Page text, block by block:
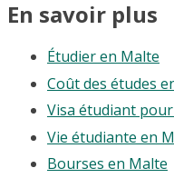
En savoir plus
Étudier en Malte
Coût des études
Visa étudiant
Vie étudiante en
Bourses en Malte